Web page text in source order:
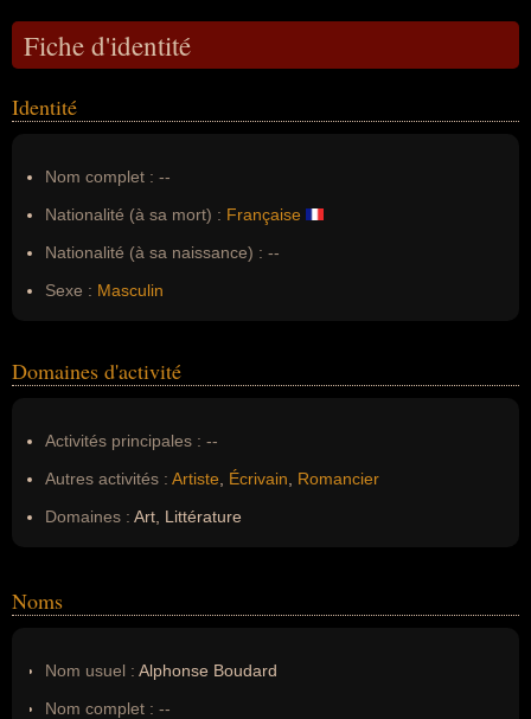
Fiche d'identité
Identité
Nom complet : --
Nationalité (à sa mort) : Française
Nationalité (à sa naissance) : --
Sexe : Masculin
Domaines d'activité
Activités principales : --
Autres activités : Artiste Écrivain
Romancier
Domaines : Art, Littérature
Noms
Nom usuel : Alphonse Boudard
Nom complet : --